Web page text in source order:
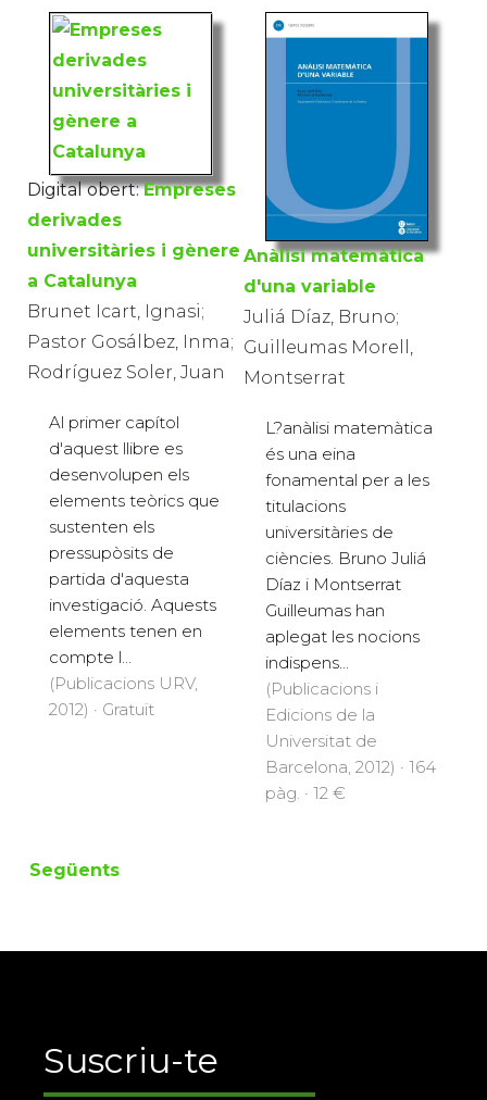
Digital obert: Empreses
derivades
universitàries i gènere
a Catalunya
Brunet Icart, Ignasi;
Pastor Gosálbez, Inma;
Rodríguez Soler, Juan
Al primer capítol
d'aquest llibre es
desenvolupen els
elements teòrics que
sustenten els
pressupòsits de
partida d'aquesta
investigació. Aquests
elements tenen en
compte l...
(Publicacions URV,
2012) · Gratuït
Anàlisi matemàtica
d'una variable
Juliá Díaz, Bruno;
Guilleumas Morell,
Montserrat
L?anàlisi matemàtica
és una eina
fonamental per a les
titulacions
universitàries de
ciències. Bruno Juliá
Díaz i Montserrat
Guilleumas han
aplegat les nocions
indispens...
(Publicacions i
Edicions de la
Universitat de
Barcelona, 2012) · 164
pàg. · 12 €
Següents
Suscriu-te